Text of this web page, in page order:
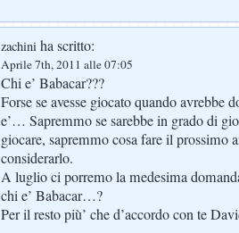
zachini ha scritto:
Aprile 7th, 2011 alle 07:05
Chi e’ Babacar???
Forse se avesse giocato quando avrebbe
e’… Sapremmo se sarebbe in grado di
giocare, sapremmo cosa fare il prossimo
considerarlo.
A luglio ci porremo la medesima
chi e’ Babacar…?
Per il resto più’ che d’accordo con te